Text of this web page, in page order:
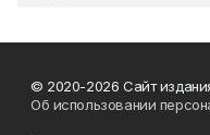
© 2020-2026 Сайт
Об использовании